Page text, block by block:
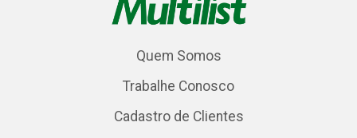
Quem Somos
Trabalhe Conosco
Cadastro de Clientes